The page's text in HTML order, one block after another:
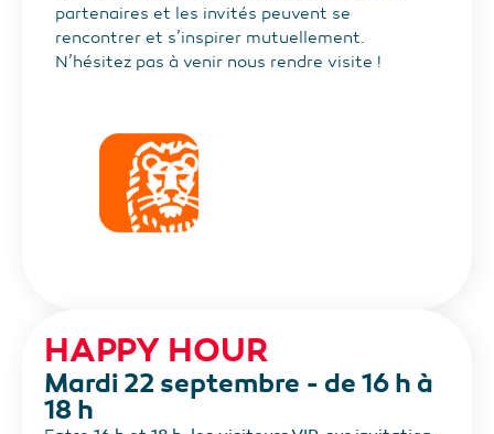
partenaires et les invités peuvent se
rencontrer et s’inspirer mutuellement.
N’hésitez pas à venir nous rendre visite !
HAPPY HOUR
Mardi 22 septembre - de 16 h à
18 h